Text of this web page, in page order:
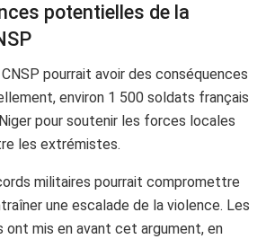
potentielles de la
pourrait avoir des conséquences
environ 1 500 soldats français
pour soutenir les forces locales
les extrémistes.
militaires pourrait compromettre
une escalade de la violence. Les
mis en avant cet argument, en